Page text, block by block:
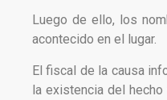
Luego de ello, los
acontecido en el lugar.
El fiscal de la causa
la existencia del